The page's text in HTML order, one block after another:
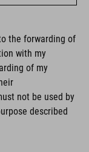
the forwarding of
with my
of my
not be used by
described